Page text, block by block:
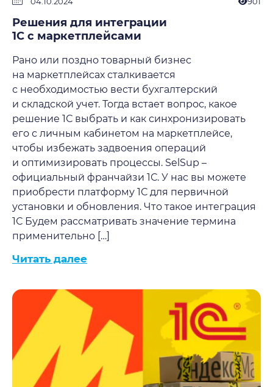
Решения для интеграции
1С с маркетплейсами
Рано или поздно товарный бизнес
на маркетплейсах сталкивается
с необходимостью вести бухгалтерский
и складской учет. Тогда встает вопрос, какое
решение 1С выбрать и как синхронизировать
его с личным кабинетом на маркетплейсе,
чтобы избежать задвоения операций
и оптимизировать процессы. SelSup –
официальный франчайзи 1С. У нас вы можете
приобрести платформу 1С для первичной
установки и обновления. Что такое интеграция
1С Будем рассматривать значение термина
применительно […]
Читать далее